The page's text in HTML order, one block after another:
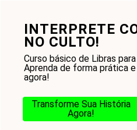
INTERPRETE
NO CULTO!
Curso básico de Libras
Aprenda de forma prática
agora!
Transforme Sua História
Agora!
conteúdo
tinha um plano, mas Deus tinha